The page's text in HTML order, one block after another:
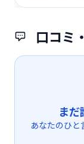
口コミ
まだ
あなたのひ